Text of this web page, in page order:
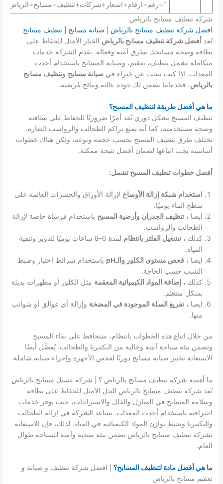
“+رقم+ارقام+اسعار+شركات+تنظيف+مسابح+الرياض+”.
شركه تنظيف مسابح بالرياض
افضل شركة تنظيف مسابح بالرياض | صيانة مسابح | تنظيف مسابح
تُعد أفضل شركة تنظيف مسابح بالرياض الخيار الأمثل للحفاظ على
نظافة وصحة مسابحك بطرق آمنة وفعالة. تقدم الشركة خدمات
متكاملة تشمل تنظيف، تعقيم، وصيانة المسابح باستخدام أحدث
المعدات. إذا كنت تبحث عن خبراء فيصيانة مسابح وتنظيف مسابح
بالرياض، فخدماتنا تضمن لك جودة عالية ونتائج مُرضية.
ما هي أفضل طريقة لتنظيف المسبح؟
تنظيف المسبح بشكل دوري يُعد أمرًا ضروريًا للحفاظ على نظافته
وصحة مستخدميه، كما أنه يمنع تراكم الطحالب والرواسب الضارة.
تختلف طرق تنظيف المسبح بحسب حجمه ونوعه، ولكن هناك خطوات
أساسية يجب اتباعها لضمان أفضل نتيجة ممكنة.
أفضل خطوات تنظيف المسبح تشمل:
استخدام شبكة إزالة الأوساخ لإزالة الأوراق والحشرات العائمة على
سطح الماء يوميًا.
ايضا ،تنظيف الجدران وأرضية المسبح باستخدام فرشاة خاصة لإزالة
الطحالب والرواسب.
كذلك ،تشغيل الفلتر بانتظام
لمدة 6–8 ساعات يوميًا لتدوير وتنقية
المياه.
ايضا ،فحص مستوى الكلور والـpH
باستخدام شرائط اختبار وضبط
النسب حسب الحاجة.
كذلك ، إضافة المواد الكيميائية المعقمة مثل الكلور أو مطهرات بديلة
بشكل منتظم.
ايضا ،تفريغ السلة الموجودة في المضخة وإزالة أي عوالق أو شوائب
منها.
من خلال اتباع هذه الخطوات بانتظام، ستحافظ على نقاء المسبح
وتضمن بيئة سباحة آمنة وخالية من البكتيريا والطحالب. يُفضَّل أيضًا
الاستعانة بخبير صيانة مسابح دوريًا لفحص الأجهزة وإجراء صيانة شاملة.
ما أهمية شركة تنظيف مسابح بالرياض ؟ | شركة غسيل مسابح بالرياض
تُعد شركه تنظيف مسابح بالرياض الحل الأمثل للحفاظ على نظافة
وسلامة المسابح في المنازل والفلل والاستراحات، حيث توفر خدمات
احترافية باستخدام أحدث المعدات. تساعد الشركة في إزالة الطحالب
والبكتيريا وضبط توازن المواد الكيميائية في المياه. لذلك، فإن الاستعانة
بشركة تنظيف مسابح بالرياض يضمن بيئة صحية وآمنة للسباحة طوال
العام.
ما هي أفضل مادة لتنظيف المسابح؟ | افضل شركة تنظيف و صيانة و
تعقيم مسابح بالرياض